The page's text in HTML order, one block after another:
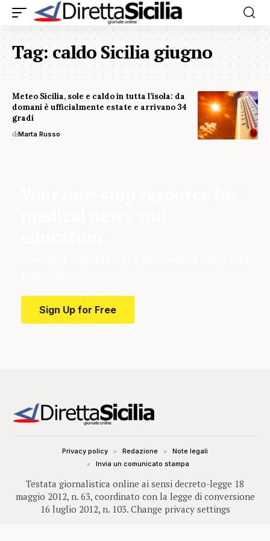
Tag:caldo Sicilia giugno
Meteo Sicilia, sole e caldo in tutta l’isola: da
domani è ufficialmente estate e arrivano 34
gradi
diMarta Russo
Sign Up for Free
Testata giornalistica online ai sensi decreto-legge 18
maggio 2012, n. 63, coordinato con la legge di conversione
16 luglio 2012, n. 103. Change privacy settings
Privacy policy Redazione
Note legali
Invia un comunicato stampa